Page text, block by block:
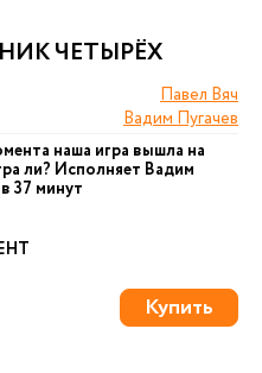
ЧЕТЫРЁХ
Павел Вяч
Вадим Пугачев
наша игра вышла на
ли? Исполняет Вадим
37 минут
Купить